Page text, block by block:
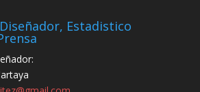
Estadistico